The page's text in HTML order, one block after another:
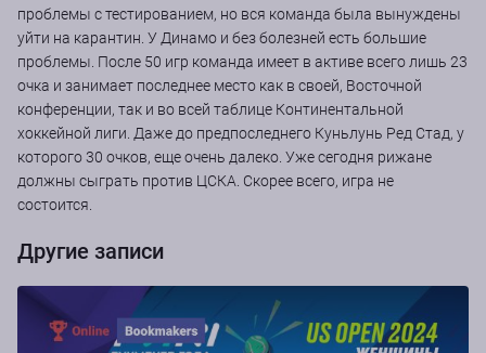
проблемы с тестированием, но вся команда была вынуждены
уйти на карантин. У Динамо и без болезней есть большие
проблемы. После 50 игр команда имеет в активе всего лишь 23
очка и занимает последнее место как в своей, Восточной
конференции, так и во всей таблице Континентальной
хоккейной лиги. Даже до предпоследнего Куньлунь Ред Стад, у
которого 30 очков, еще очень далеко. Уже сегодня рижане
должны сыграть против ЦСКА. Скорее всего, игра не
состоится.
Другие записи